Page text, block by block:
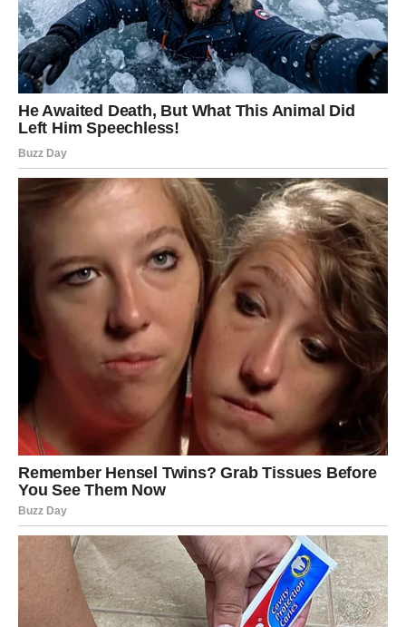
Pred vama su veoma snažni trenuci.
DJEVICA
Pred vama su dani tokom kojih ćete jasno vidjeti šta želite
od života.
Jedna odluka sada vam donosi mnogo više mira,
sigurnosti i stabilnosti.
Intuicija vam pokazuje pravi put
Pred vama su veoma posebni trenuci.
VAGA